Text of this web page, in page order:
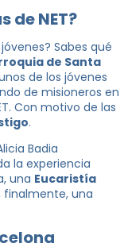
de NET?
Sabes qué
de Santa
de los jóvenes
de misioneros en
Con motivo de las
.
Badia
la experiencia
una Eucaristía
finalmente, una